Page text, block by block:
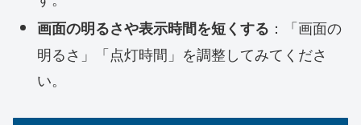
画面の明るさや表示時間を短くする ：「画面の
明るさ」「点灯時間」を調整してみてくださ
い。